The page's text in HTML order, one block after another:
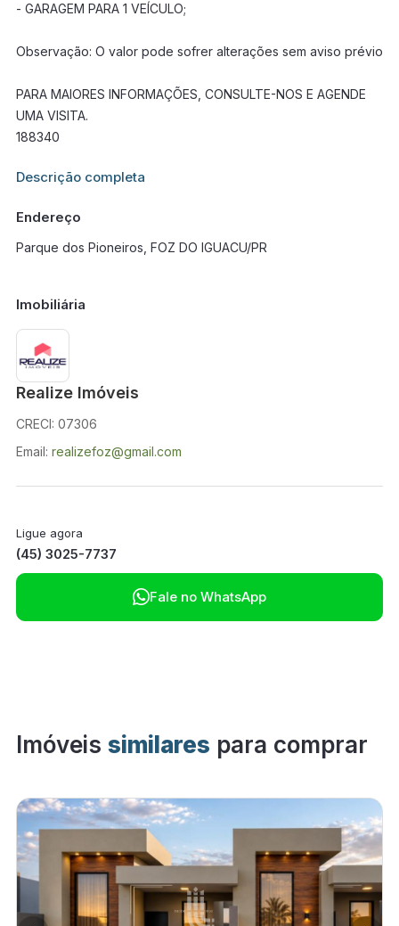
- GARAGEM PARA 1 VEÍCULO;
Observação: O valor pode sofrer alterações sem aviso prévio
PARA MAIORES INFORMAÇÕES, CONSULTE-NOS E AGENDE
UMA VISITA.
188340
Informações adicionais sobre este imóvel estarão disponíveis
Descrição completa
Endereço
Parque dos Pioneiros, FOZ DO IGUACU/PR
Imobiliária
Realize Imóveis
CRECI: 07306
Email: realizefoz@gmail.com
Ligue agora
(45) 3025-7737
Fale no WhatsApp
Imóveis similares para comprar